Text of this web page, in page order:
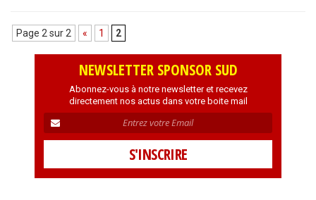
Page 2 sur 2 « 1 2
NEWSLETTER SPONSOR SUD
Abonnez-vous à notre newsletter et recevez
directement nos actus dans votre boite mail